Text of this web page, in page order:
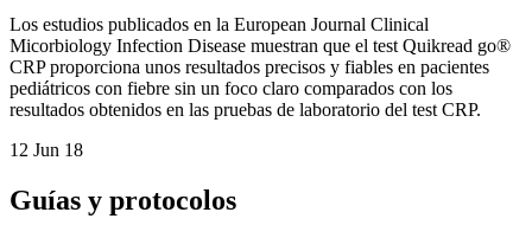
Los estudios publicados en la European Journal Clinical
Micorbiology Infection Disease muestran que el test Quikread go®
CRP proporciona unos resultados precisos y fiables en pacientes
pediátricos con fiebre sin un foco claro comparados con los
resultados obtenidos en las pruebas de laboratorio del test CRP.
12 Jun 18
Guías y protocolos